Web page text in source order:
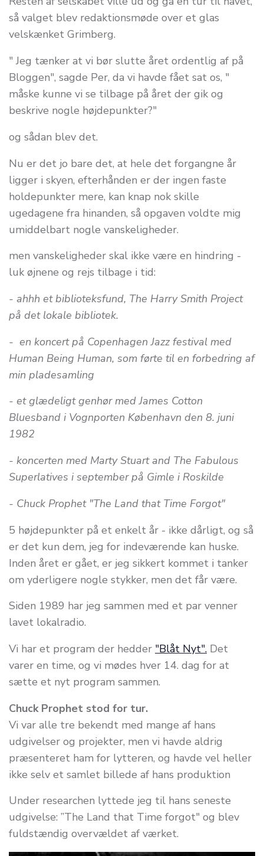
så valget blev redaktionsmøde over et glas
velskænket Grimberg.
" Jeg tænker at vi bør slutte året ordentlig af på
Bloggen", sagde Per, da vi havde fået sat os, "
måske kunne vi se tilbage på året der gik og
beskrive nogle højdepunkter?"
og sådan blev det.
Nu er det jo bare det, at hele det forgangne år
ligger i skyen, efterhånden er der ingen faste
holdepunkter mere, kan knap nok skille
ugedagene fra hinanden, så opgaven voldte mig
umiddelbart nogle vanskeligheder.
men vanskeligheder skal ikke være en hindring -
luk øjnene og rejs tilbage i tid:
- ahhh et biblioteksfund, The Harry Smith Project
på det lokale bibliotek.
- en koncert på Copenhagen Jazz festival med
Human Being Human, som førte til en forbedring af
min pladesamling
- et glædeligt genhør med James Cotton
Bluesband i Vognporten København den 8. juni
1982
- koncerten med Marty Stuart and The Fabulous
Superlatives i september på Gimle i Roskilde
- Chuck Prophet "The Land that Time Forgot"
5 højdepunkter på et enkelt år - ikke dårligt, og så
er det kun dem, jeg for indeværende kan huske.
Inden året er gået, er jeg sikkert kommet i tanker
om yderligere nogle stykker, men det får være.
Siden 1989 har jeg sammen med et par venner
lavet lokalradio.
Vi har et program der hedder "Blåt Nyt". Det
varer en time, og vi mødes hver 14. dag for at
sætte et nyt program sammen.
Chuck Prophet stod for tur.
Vi var alle tre bekendt med mange af hans
udgivelser og projekter, men vi havde aldrig
præsenteret ham for lytteren, og havde vel heller
ikke selv et samlet billede af hans produktion
Under researchen lyttede jeg til hans seneste
udgivelse: ”The Land that Time forgot" og blev
fuldstændig overvældet af værket.